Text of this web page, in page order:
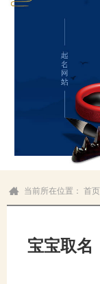
当前所在位置： 首页
宝宝取名